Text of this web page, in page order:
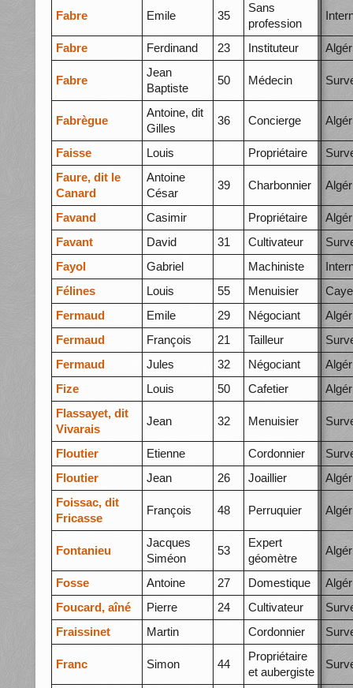
Fabre Emile 35
Sans
profession
Fabre Ferdinand 23 Instituteur
Fabre
Jean
Baptiste
50 Médecin
Fabrègue
Antoine, dit
Gilles
36 Concierge
Faisse Louis Propriétaire
Faure, dit le
Canard
Antoine
César
39 Charbonnier
Favand Casimir Propriétaire
Favant
David 31 Cultivateur
Fayol
Gabriel Machiniste
Félines
Louis 55 Menuisier
Fermaud
Emile 29 Négociant
Fermaud
François 21 Tailleur
Fermaud
Jules 32 Négociant
Fize
Louis 50 Cafetier
Flassayet, dit
Vivarais
Jean 32 Menuisier
Floutier Etienne Cordonnier
Floutier
Jean 26 Joaillier
Foissac, dit
Fricasse
François 48 Perruquier
Fontanieu
Jacques
Siméon
53
Expert
géomètre
Fosse Antoine 27 Domestique
Foucard, aîné
Pierre 24 Cultivateur
Fraissinet
Martin Cordonnier
Franc Simon 44
Propriétaire
et aubergiste